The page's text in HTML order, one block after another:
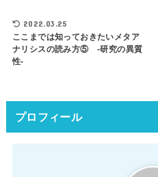
2022.03.25
ここまでは知っておきたいメタア
ナリシスの読み方⑤ -研究の異質
性-
プロフィール